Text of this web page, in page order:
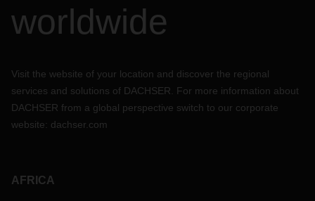
worldwide
Visit the website of your location and discover the regional
services and solutions of DACHSER. For more information about
DACHSER from a global perspective switch to our corporate
website: dachser.com
AFRICA